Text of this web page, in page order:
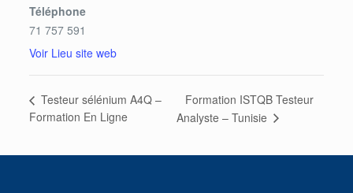
Téléphone
71 757 591
Voir Lieu site web
Testeur sélénium A4Q –
Formation En Ligne
Formation ISTQB Testeur
Analyste – Tunisie